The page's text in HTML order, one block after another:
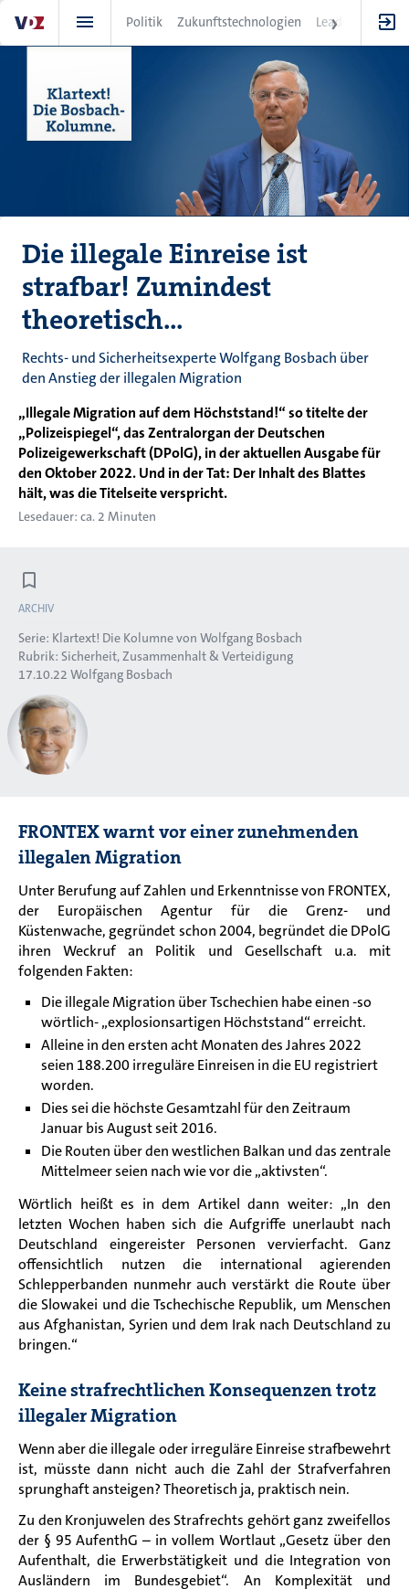
zum
Inhalt
Politik Zukunftstechnologien Leadership
Die illegale Einreise ist
strafbar! Zumindest
theoretisch…
Rechts- und Sicherheitsexperte Wolfgang Bosbach über
den Anstieg der illegalen Migration
„Illegale Migration auf dem Höchststand!“ so titelte der
„Polizeispiegel“, das Zentralorgan der Deutschen
Polizeigewerkschaft (DPolG), in der aktuellen Ausgabe für
den Oktober 2022. Und in der Tat: Der Inhalt des Blattes
hält, was die Titelseite verspricht.
Lesedauer: ca. 2 Minuten
ARCHIV
Serie: Klartext! Die Kolumne von Wolfgang Bosbach
Rubrik: Sicherheit, Zusammenhalt & Verteidigung
17.10.22 Wolfgang Bosbach
FRONTEX warnt vor einer zunehmenden
illegalen Migration
Unter Berufung auf Zahlen und Erkenntnisse von FRONTEX,
der Europäischen Agentur für die Grenz- und
Küstenwache, gegründet schon 2004, begründet die DPolG
ihren Weckruf an Politik und Gesellschaft u.a. mit
folgenden Fakten:
Die illegale Migration über Tschechien habe einen -so
wörtlich- „explosionsartigen Höchststand“ erreicht.
Alleine in den ersten acht Monaten des Jahres 2022
seien 188.200 irreguläre Einreisen in die EU registriert
worden.
Dies sei die höchste Gesamtzahl für den Zeitraum
Januar bis August seit 2016.
Die Routen über den westlichen Balkan und das zentrale
Mittelmeer seien nach wie vor die „aktivsten“.
Wörtlich heißt es in dem Artikel dann weiter: „In den
letzten Wochen haben sich die Aufgriffe unerlaubt nach
Deutschland eingereister Personen vervierfacht. Ganz
offensichtlich nutzen die international agierenden
Schlepperbanden nunmehr auch verstärkt die Route über
die Slowakei und die Tschechische Republik, um Menschen
aus Afghanistan, Syrien und dem Irak nach Deutschland zu
bringen.“
Keine strafrechtlichen Konsequenzen trotz
illegaler Migration
Wenn aber die illegale oder irreguläre Einreise strafbewehrt
ist, müsste dann nicht auch die Zahl der Strafverfahren
sprunghaft ansteigen? Theoretisch ja, praktisch nein.
Zu den Kronjuwelen des Strafrechts gehört ganz zweifellos
der § 95 AufenthG – in vollem Wortlaut „Gesetz über den
Aufenthalt, die Erwerbstätigkeit und die Integration von
Ausländern im Bundesgebiet“. An Komplexität und